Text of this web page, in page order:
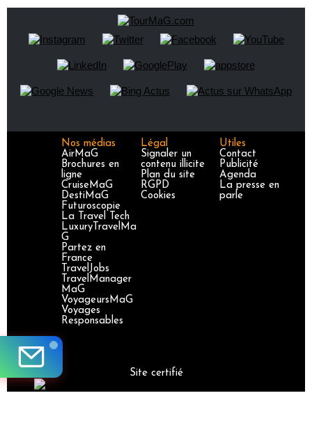
Nos médias
AirMaG
Brochures en
ligne
CruiseMaG
DestiMaG
Futuroscopie
La Travel Tech
LuxuryTravelMa
G
Partez en
France
TravelJobs
TravelManager
MaG
VoyageursMaG
Voyages
Responsables
Légal
Signaler un
contenu illicite
Plan du site
RGPD
Cookies
Utiles
Contact
Publicité
Agenda
La presse en
parle
Site certifié